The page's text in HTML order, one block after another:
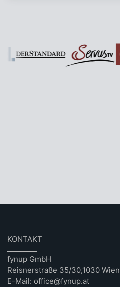
KONTAKT
fynup GmbH
Reisnerstraße 35/30,1030 Wien
E-Mail: office@fynup.at